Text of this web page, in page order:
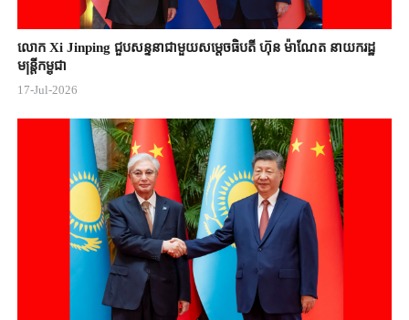
លោក Xi Jinping ជួបសន្ទនាជាមួយសម្តេចធិបតី ហ៊ុន ម៉ាណែត នាយករដ្ឋ
មន្ត្រីកម្ពុជា
17-Jul-2026